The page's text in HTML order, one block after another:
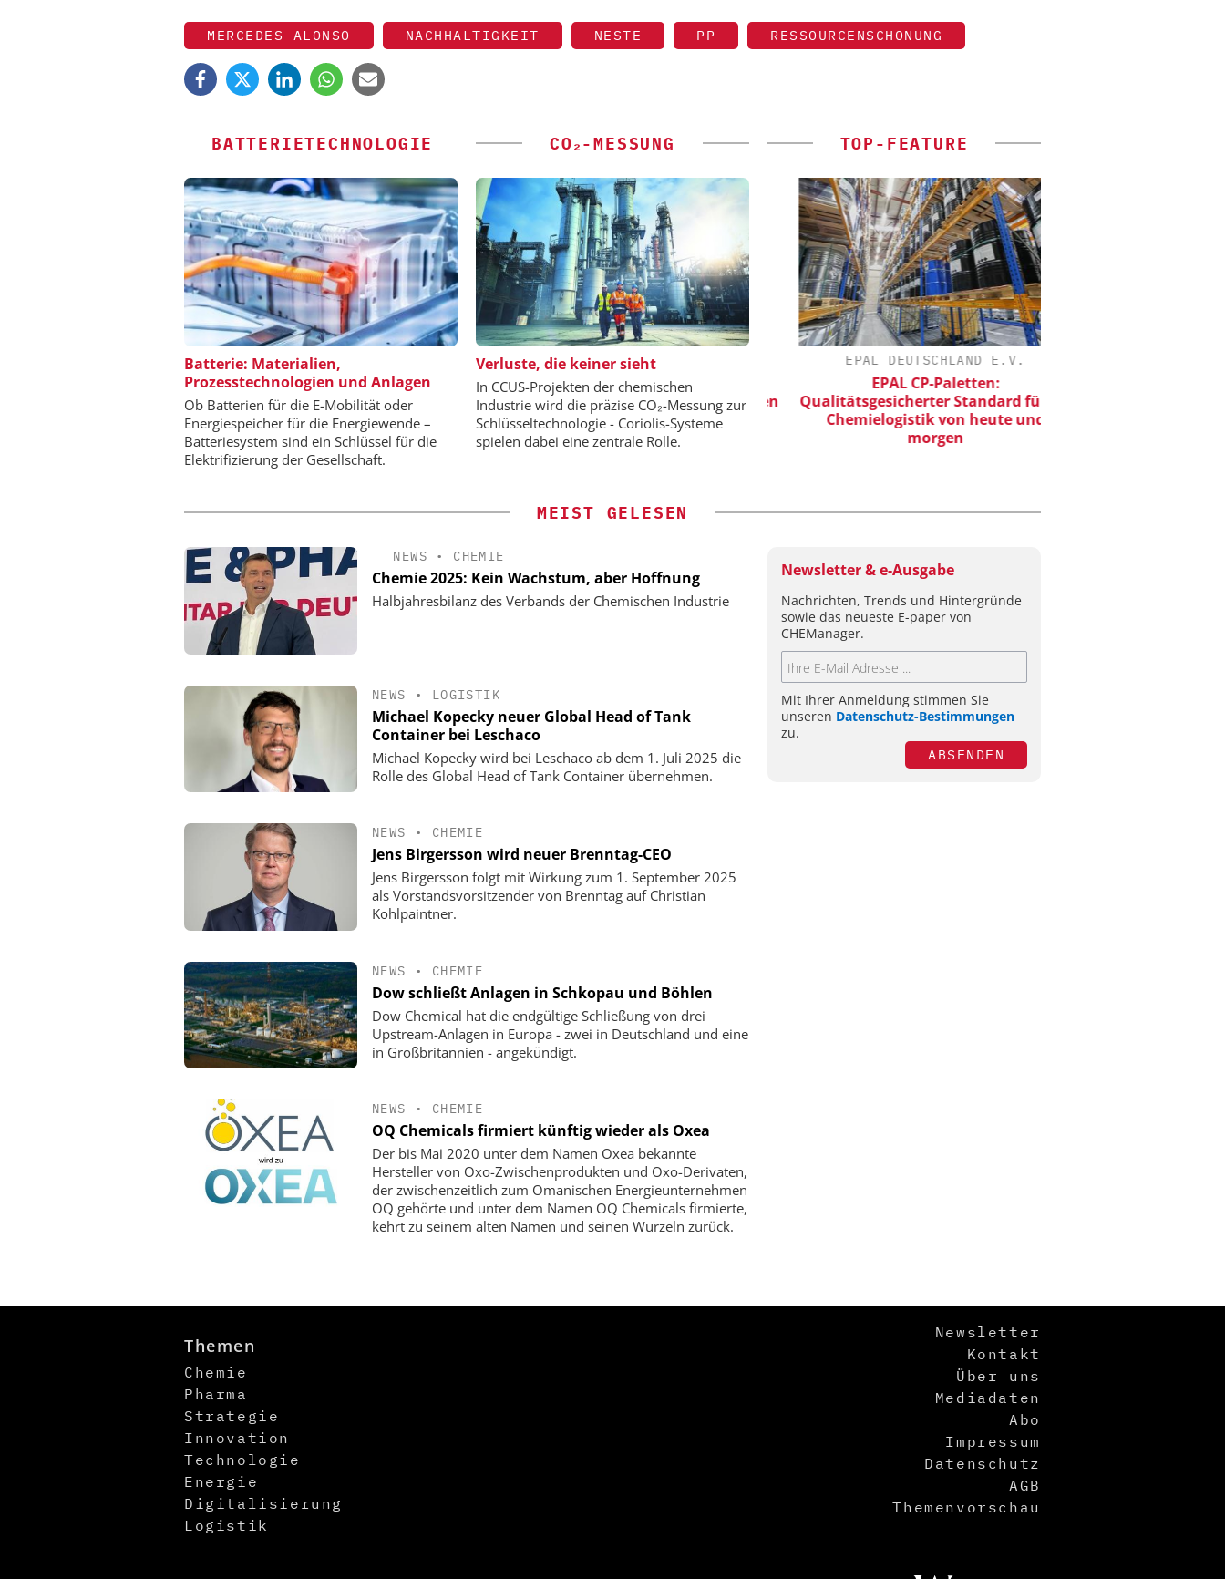
MERCEDES ALONSO NACHHALTIGKEIT NESTE PP RESSOURCENSCHONUNG
BATTERIETECHNOLOGIE
Batterie: Materialien,
Prozesstechnologien und Anlagen
Ob Batterien für die E-Mobilität oder
Energiespeicher für die Energiewende –
Batteriesystem sind ein Schlüssel für die
Elektrifizierung der Gesellschaft.
CO₂-MESSUNG
Verluste, die keiner sieht
In CCUS-Projekten der chemischen
Industrie wird die präzise CO₂-Messung zur
Schlüsseltechnologie - Coriolis-Systeme
spielen dabei eine zentrale Rolle.
TOP-FEATURE
CHEMANAGER C/O WILEY-VCH GMBH
Veranstaltungssponsoring: Next
Generation Batteries and Hydrogen
ZEPPELIN SYSTEMS GMBH
Sichere und hocheffiziente
Produktion von Batteriemassen
EPAL DEUTSCHLAND E.V.
EPAL CP-Paletten:
Qualitätsgesicherter Standard für die
Chemielogistik von heute und
morgen
MEIST GELESEN
NEWS • CHEMIE
Chemie 2025: Kein Wachstum, aber Hoffnung
Halbjahresbilanz des Verbands der Chemischen Industrie
NEWS • LOGISTIK
Michael Kopecky neuer Global Head of Tank
Container bei Leschaco
Michael Kopecky wird bei Leschaco ab dem 1. Juli 2025 die
Rolle des Global Head of Tank Container übernehmen.
NEWS • CHEMIE
Jens Birgersson wird neuer Brenntag-CEO
Jens Birgersson folgt mit Wirkung zum 1. September 2025
als Vorstandsvorsitzender von Brenntag auf Christian
Kohlpaintner.
NEWS • CHEMIE
Dow schließt Anlagen in Schkopau und Böhlen
Dow Chemical hat die endgültige Schließung von drei
Upstream-Anlagen in Europa - zwei in Deutschland und eine
in Großbritannien - angekündigt.
NEWS • CHEMIE
OQ Chemicals firmiert künftig wieder als Oxea
Der bis Mai 2020 unter dem Namen Oxea bekannte
Hersteller von Oxo-Zwischenprodukten und Oxo-Derivaten,
der zwischenzeitlich zum Omanischen Energieunternehmen
OQ gehörte und unter dem Namen OQ Chemicals firmierte,
kehrt zu seinem alten Namen und seinen Wurzeln zurück.
Newsletter & e-Ausgabe
Nachrichten, Trends und Hintergründe
sowie das neueste E-paper von
CHEManager.
Mit Ihrer Anmeldung stimmen Sie
unseren Datenschutz-Bestimmungen
zu.
ABSENDEN
Themen
Chemie
Pharma
Strategie
Innovation
Technologie
Energie
Digitalisierung
Logistik
Newsletter
Kontakt
Über uns
Mediadaten
Abo
Impressum
Datenschutz
AGB
Themenvorschau